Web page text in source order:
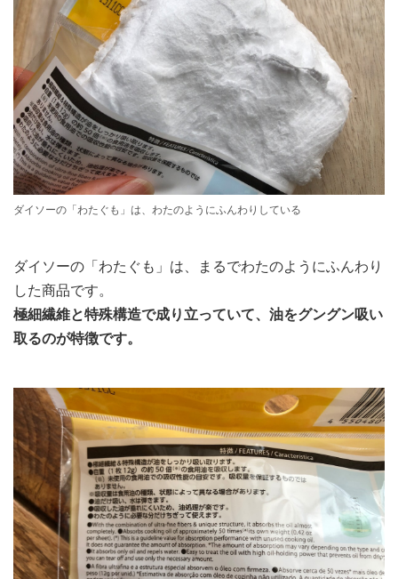
ダイソーの「わたぐも」は、わたのようにふんわりしている
ダイソーの「わたぐも」は、まるでわたのようにふんわり
した商品です。
極細繊維と特殊構造で成り立っていて、油をグングン吸い
取るのが特徴です。